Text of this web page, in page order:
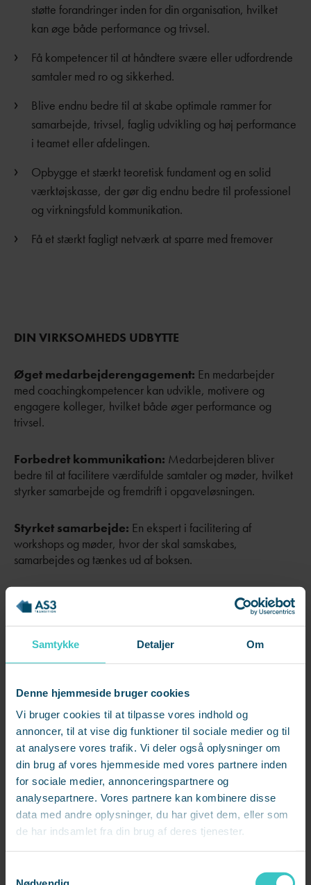
Samtykke Detaljer Om
Denne hjemmeside bruger cookies
Vi bruger cookies til at tilpasse vores indhold og
annoncer, til at vise dig funktioner til sociale medier og til
at analysere vores trafik. Vi deler også oplysninger om
din brug af vores hjemmeside med vores partnere inden
for sociale medier, annonceringspartnere og
analysepartnere. Vores partnere kan kombinere disse
data med andre oplysninger, du har givet dem, eller som
de har indsamlet fra din brug af deres tjenester.
støtte forandringer inden for din organisation, hvilket
kan øge både performance og trivsel.
Få kompetencer til at håndtere svære eller udfordrende
samtaler med ro og sikkerhed.
Blive endnu bedre til at skabe optimale rammer for
samarbejde, trivsel, faglig udvikling og høj performance
i teamet eller afdelingen.
Opbygge et stærkt teoretisk fundament og en solid
værktøjskasse, der gør dig endnu bedre til professionel
og virkningsfuld kommunikation.
Få et stærkt fagligt netværk at sparre med fremover
DIN VIRKSOMHEDS UDBYTTE
Øget medarbejderengagement: En medarbejder
med coachingkompetencer kan udvikle, motivere og
engagere kolleger, hvilket både øger performance og
trivsel.
Forbedret kommunikation: Medarbejderen bliver
bedre til at facilitere værdifulde samtaler og møder, hvilket
styrker samarbejde og fremdrift i opgaveløsningen.
Styrket samarbejde: En ekspert i facilitering af
workshops og møder, hvor der skal samskabes,
samarbejdes og tænkes ud af boksen.
Bedre konflikthåndtering:
Med coachingværktøjer
kan medarbejderen løse misforståelser og konflikter på en
konstruktiv måde og bidrage til et positivt arbejdsmiljø.
Styrket ledelse:En medarbejder som kan lede
hvilket bidrager til virksomhedens udvikling.
Øget innovation: Coaching fremmer kreativ tænkning
og problemløsning, hvilket kan føre til nye ideer og
løsninger på udfordringer i virksomheden.
Positiv kulturændring:Med en coachuddannet
medarbejder kan virksomheden skabe en kultur, der
fokuserer på udvikling, læring, feedback og kontinuerlig
forbedring.